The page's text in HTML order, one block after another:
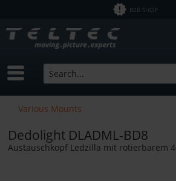
B2B SHOP
Various Mounts
Dedolight DLADML-BD8
Austauschkopf Ledzilla mit rotierbarem